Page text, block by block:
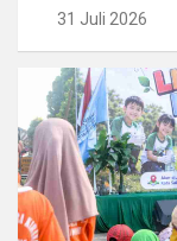
31 Juli 2026